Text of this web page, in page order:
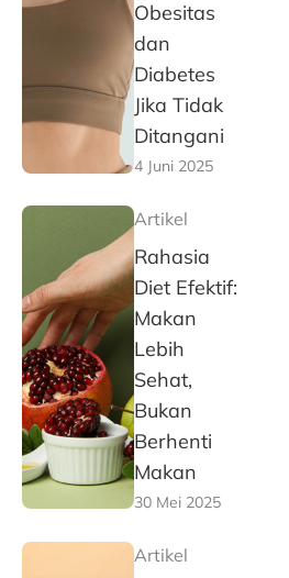
Obesitas
dan
Diabetes
Jika Tidak
Ditangani
4 Juni 2025
Artikel
Rahasia
Diet Efektif:
Makan
Lebih
Sehat,
Bukan
Berhenti
Makan
30 Mei 2025
Artikel